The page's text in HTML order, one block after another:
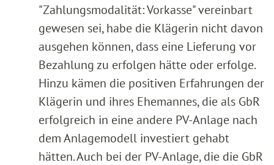
"Zahlungsmodalität: Vorkasse" vereinbart
gewesen sei, habe die Klägerin nicht davon
ausgehen können, dass eine Lieferung vor
Bezahlung zu erfolgen hätte oder erfolge.
Hinzu kämen die positiven Erfahrungen der
Klägerin und ihres Ehemannes, die als GbR
erfolgreich in eine andere PV-Anlage nach
dem Anlagemodell investiert gehabt
hätten. Auch bei der PV-Anlage, die die GbR